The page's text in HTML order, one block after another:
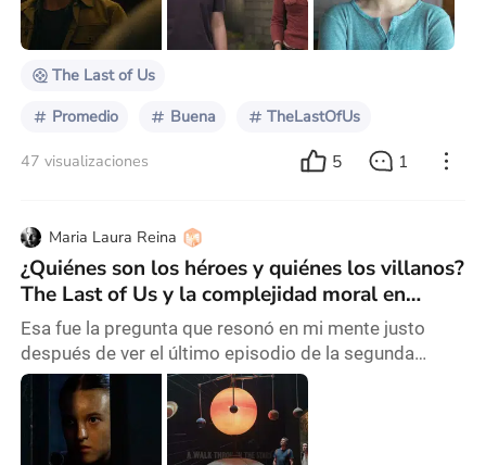
videojuegos sufrió una baja importante en
visualizaciones y el rechazo de la comunida
The Last of Us
Promedio Buena TheLastOfUs
47 visualizaciones 5 1
Maria Laura Reina
¿Quiénes son los héroes y quiénes los villanos?
The Last of Us y la complejidad moral en
tiempos apocalípticos.
Esa fue la pregunta que resonó en mi mente justo
después de ver el último episodio de la segunda
temporada de The Last of Us. Lo interesante de
quedarse hasta el final, incluso después de los
créditos, es que uno accede a las sorpresas ocultas:
el behind the scenes, donde los guionistas reflexionan,